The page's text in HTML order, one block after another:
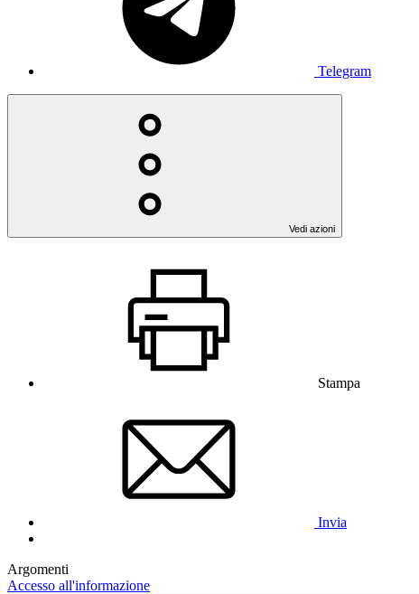
Telegram
Vedi azioni
Stampa
Invia
Argomenti
Accesso all'informazione